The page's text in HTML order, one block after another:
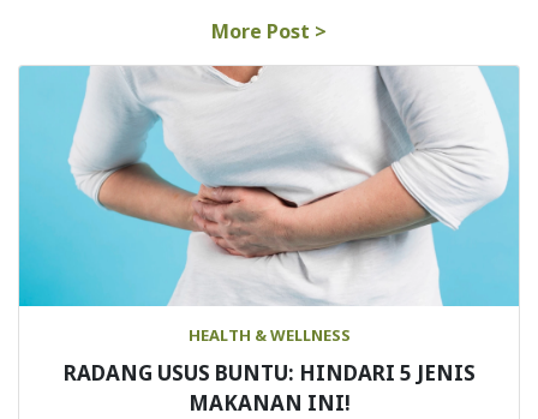
More Post >
HEALTH & WELLNESS
RADANG USUS BUNTU: HINDARI 5 JENIS
MAKANAN INI!